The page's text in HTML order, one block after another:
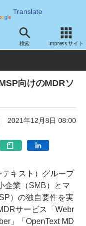
Translate
検索 Impressサイト
ティサービス
向けのMDRソ
2021年12月8日 08:00
キスト）グループ
企業（SMB）とマ
）の独自要件を実
サービス「Webr
」「OpenText MD